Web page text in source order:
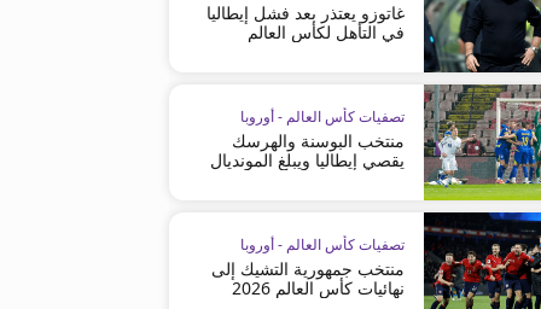
غاتوزو يعتذر بعد فشل إيطاليا
في التأهل لكأس العالم
تصفيات كأس العالم - أوروبا
منتخب البوسنة والهرسك
يقصي إيطاليا ويبلغ المونديال
تصفيات كأس العالم - أوروبا
منتخب جمهورية التشيك إلى
نهائيات كأس العالم 2026